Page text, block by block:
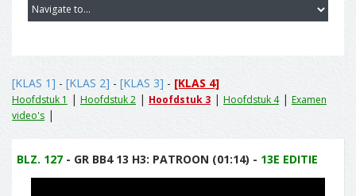
[KLAS 1] - [KLAS 2] - [KLAS 3] - [KLAS 4]
Hoofdstuk 1 | Hoofdstuk 2 | Hoofdstuk 3 | Hoofdstuk 4| Examen
video's |
BLZ. 127 - GR BB4 13 H3: PATROON (01:14) - 13E EDITIE